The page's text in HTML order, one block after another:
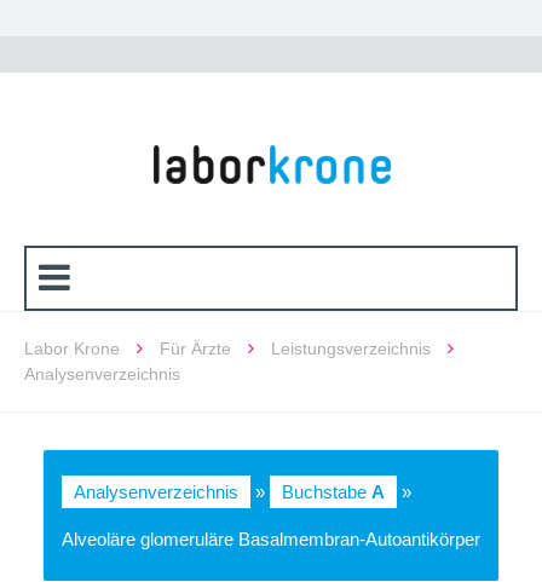
Labor Krone Für Ärzte
Leistungsverzeichnis
Analysenverzeichnis
Analysenverzeichnis » Buchstabe A »
Alveoläre glomeruläre Basalmembran-Autoantikörper